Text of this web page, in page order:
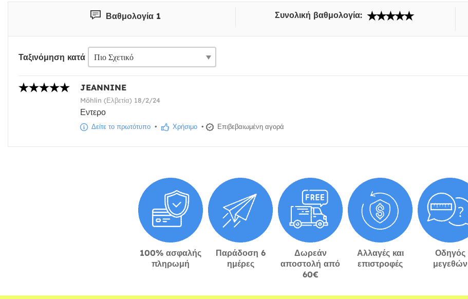
Βαθμολογία 1 Συνολική βαθμολογία:
Ταξινόμηση κατά
JEANNINE
Möhlin (Ελβετία) 18/2/24
Εντερο
Δείτε το πρωτότυπο • Χρήσιμο • Επιβεβαιωμένη αγορά
100% ασφαλής
πληρωμή
Παράδοση 6
ημέρες
Δωρεάν
αποστολή από
60€
Αλλαγές και
επιστροφές
Οδηγός
μεγεθών